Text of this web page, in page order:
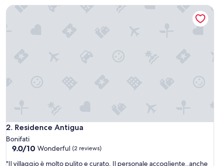
i
g
l
t
2. Residence Antigua
Residence Antigua
Bonifati
9.0
9.0/10 Wonderful (2 reviews)
""Il villaggio è molto pulito e curato. Il personale accogliente..anche
Residence Antigua